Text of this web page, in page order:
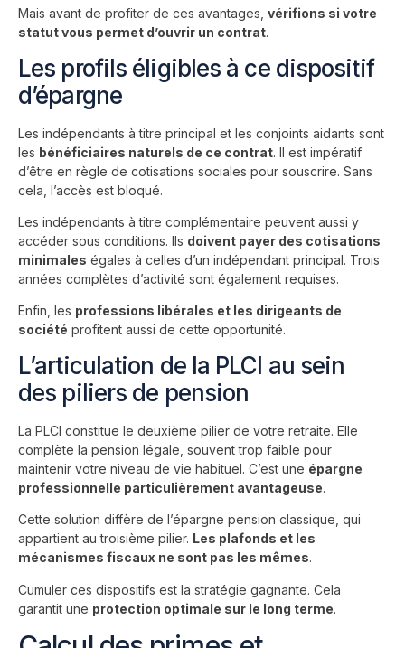
Mais avant de profiter de ces avantages, vérifions si votre
statut vous permet d’ouvrir un contrat.
Les profils éligibles à ce dispositif
d’épargne
Les indépendants à titre principal et les conjoints aidants sont
les bénéficiaires naturels de ce contrat. Il est impératif
d’être en règle de cotisations sociales pour souscrire. Sans
cela, l’accès est bloqué.
Les indépendants à titre complémentaire peuvent aussi y
accéder sous conditions. Ils doivent payer des cotisations
minimales égales à celles d’un indépendant principal. Trois
années complètes d’activité sont également requises.
Enfin, les professions libérales et les dirigeants de
société profitent aussi de cette opportunité.
L’articulation de la PLCI au sein
des piliers de pension
La PLCI constitue le deuxième pilier de votre retraite. Elle
complète la pension légale, souvent trop faible pour
maintenir votre niveau de vie habituel. C’est une épargne
professionnelle particulièrement avantageuse.
Cette solution diffère de l’épargne pension classique, qui
appartient au troisième pilier. Les plafonds et les
mécanismes fiscaux ne sont pas les mêmes.
Cumuler ces dispositifs est la stratégie gagnante. Cela
garantit une protection optimale sur le long terme.